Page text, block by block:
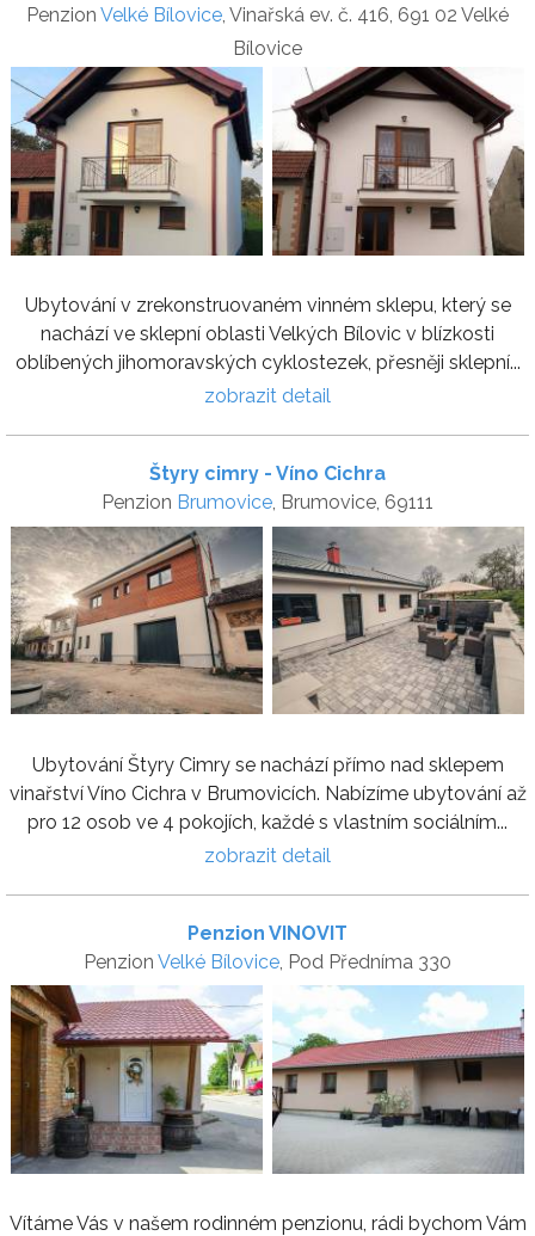
Penzion Velké Bílovice, Vinařská ev. č. 416, 691 02 Velké
Bílovice
Ubytování v zrekonstruovaném vinném sklepu, který se
nachází ve sklepní oblasti Velkých Bílovic v blízkosti
oblíbených jihomoravských cyklostezek, přesněji sklepní...
zobrazit detail
Štyry cimry - Víno Cichra
Penzion Brumovice, Brumovice, 69111
Ubytování Štyry Cimry se nachází přímo nad sklepem
vinařství Víno Cichra v Brumovicích. Nabízíme ubytování až
pro 12 osob ve 4 pokojích, každé s vlastním sociálním...
zobrazit detail
Penzion VINOVIT
Penzion Velké Bílovice , Pod Předníma 330
Vítáme Vás v našem rodinném penzionu, rádi bychom Vám